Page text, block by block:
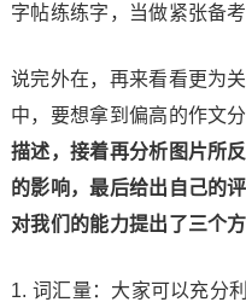
字帖练练字，当做紧张备
说完外在，再来看看更为
中，要想拿到偏高的作文
描述，接着再分析图片所
的影响，最后给出自己的
对我们的能力提出了三个方
1. 词汇量：大家可以充分